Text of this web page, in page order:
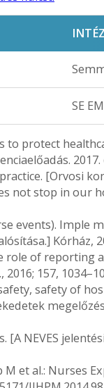
SE
to protect
[Orvosi
not stop in our
events).
Kórház,
role of
157,
safety of
[A NEVES
et al.: Nurses